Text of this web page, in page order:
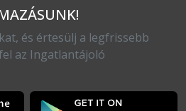
és értesülj a legfrissebb
az Ingatlantájoló